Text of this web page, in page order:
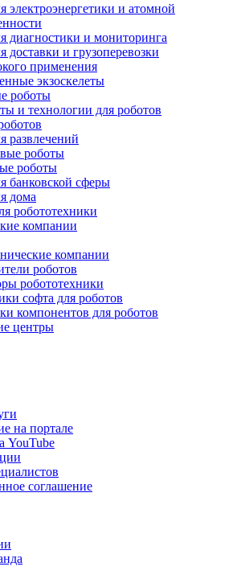
электроэнергетики и атомной
диагностики и мониторинга
доставки и грузоперевозки
применения
экзоскелеты
роботы
и технологии для роботов
развлечений
роботы
роботы
банковской сферы
дома
робототехники
компании
компании
роботов
робототехники
софта для роботов
компонентов для роботов
центры
на портале
YouTube
соглашение